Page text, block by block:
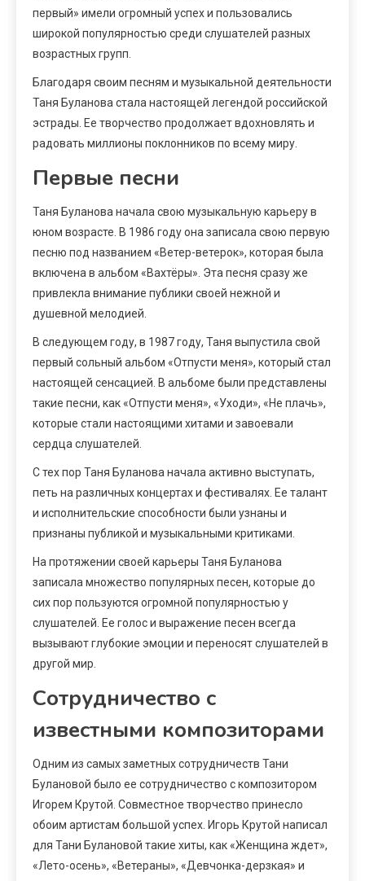
первый» имели огромный успех и пользовались
широкой популярностью среди слушателей разных
возрастных групп.
Благодаря своим песням и музыкальной деятельности
Таня Буланова стала настоящей легендой российской
эстрады. Ее творчество продолжает вдохновлять и
радовать миллионы поклонников по всему миру.
Первые песни
Таня Буланова начала свою музыкальную карьеру в
юном возрасте. В 1986 году она записала свою первую
песню под названием «Ветер-ветерок», которая была
включена в альбом «Вахтёры». Эта песня сразу же
привлекла внимание публики своей нежной и
душевной мелодией.
В следующем году, в 1987 году, Таня выпустила свой
первый сольный альбом «Отпусти меня», который стал
настоящей сенсацией. В альбоме были представлены
такие песни, как «Отпусти меня», «Уходи», «Не плачь»,
которые стали настоящими хитами и завоевали
сердца слушателей.
С тех пор Таня Буланова начала активно выступать,
петь на различных концертах и фестивалях. Ее талант
и исполнительские способности были узнаны и
признаны публикой и музыкальными критиками.
На протяжении своей карьеры Таня Буланова
записала множество популярных песен, которые до
сих пор пользуются огромной популярностью у
слушателей. Ее голос и выражение песен всегда
вызывают глубокие эмоции и переносят слушателей в
другой мир.
Сотрудничество с
известными композиторами
Одним из самых заметных сотрудничеств Тани
Булановой было ее сотрудничество с композитором
Игорем Крутой. Совместное творчество принесло
обоим артистам большой успех. Игорь Крутой написал
для Тани Булановой такие хиты, как «Женщина ждет»,
«Лето-осень», «Ветераны», «Девчонка-дерзкая» и